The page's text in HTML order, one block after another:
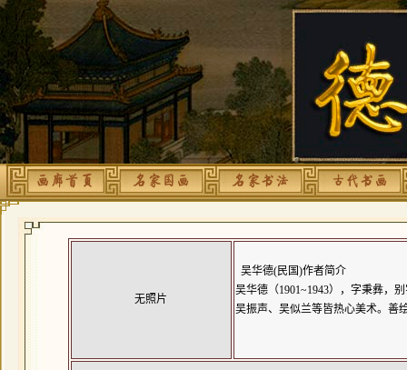
无照片
吴华德(民国)作者简介
吴华德（1901~1943），字秉彝，
吴振声、吴似兰等皆热心美术。善